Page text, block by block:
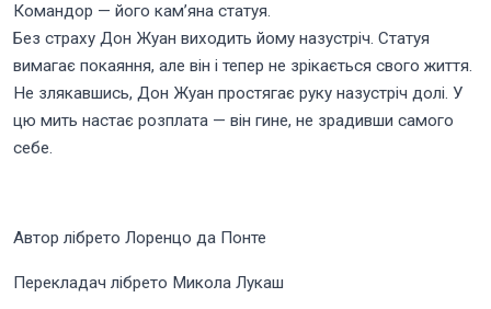
Командор — його кам’яна статуя.
Без страху Дон Жуан виходить йому назустріч. Статуя
вимагає покаяння, але він і тепер не зрікається свого життя.
Не злякавшись, Дон Жуан простягає руку назустріч долі. У
цю мить настає розплата — він гине, не зрадивши самого
себе.
Автор лібрето Лоренцо да Понте
Перекладач лібрето Микола Лукаш